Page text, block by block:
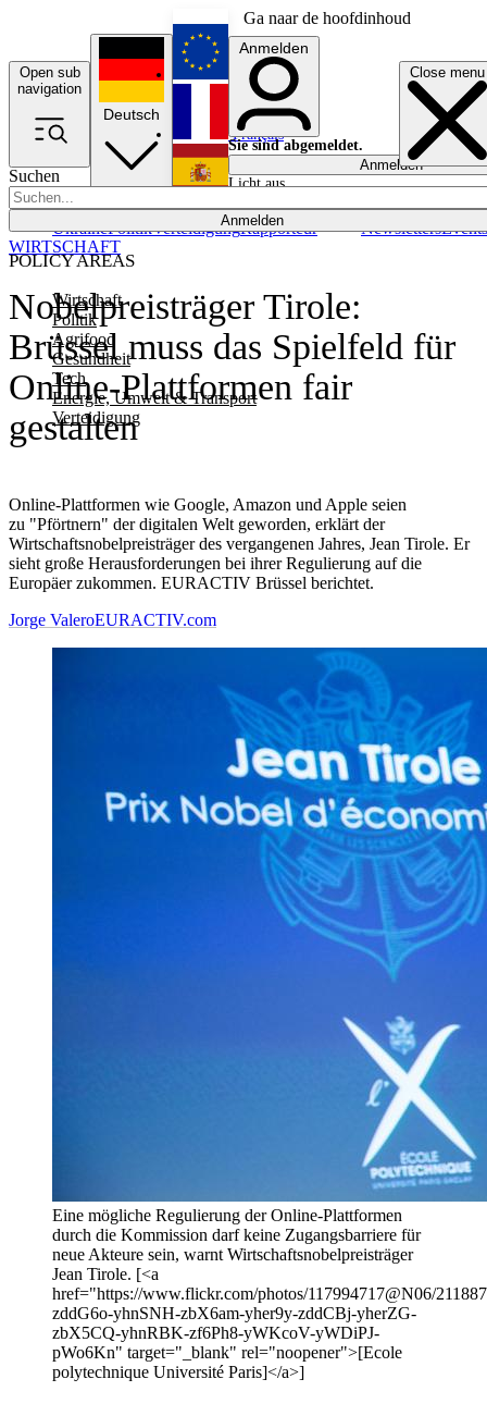
Ga naar de hoofdinhoud
Open sub
navigation
Close menu
Suchen
Anmelden
POLICY AREAS
Wirtschaft
Politik
Agrifood
Gesundheit
Tech
Energie, Umwelt & Transport
Verteidigung
UkrainePolitikVerteidigungRapporteur NewslettersEvents
Deutsch
English
Français
Anmelden
Sie sind abgemeldet.
Anmelden
Licht aus
Nobelpreisträger Tirole:
Brüssel muss das Spielfeld für
Online-Plattformen fair
gestalten
Online-Plattformen wie Google, Amazon und Apple seien
zu "Pförtnern" der digitalen Welt geworden, erklärt der
Wirtschaftsnobelpreisträger des vergangenen Jahres, Jean Tirole. Er
sieht große Herausforderungen bei ihrer Regulierung auf die
Europäer zukommen. EURACTIV Brüssel berichtet.
WIRTSCHAFT
Jorge ValeroEURACTIV.com
Eine mögliche Regulierung der Online-Plattformen
durch die Kommission darf keine Zugangsbarriere für
neue Akteure sein, warnt Wirtschaftsnobelpreisträger
Jean Tirole. [<a
href="https://www.flickr.com/photos/117994717@N06/
zddG6o-yhnSNH-zbX6am-yher9y-zddCBj-yherZG-
zbX5CQ-yhnRBK-zf6Ph8-yWKcoV-yWDiPJ-
pWo6Kn" target="_blank" rel="noopener">[Ecole
polytechnique Université Paris]</a>]